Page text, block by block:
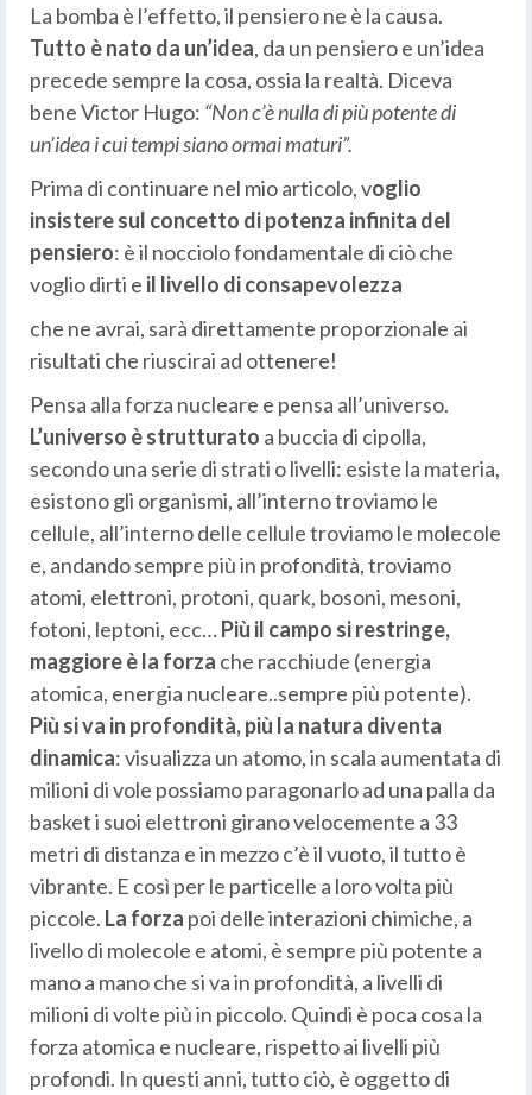
La bomba è l’effetto, il pensiero ne è la causa.
Tutto è nato da un’idea, da un pensiero e un’idea
precede sempre la cosa, ossia la realtà. Diceva
bene Victor Hugo: “Non c’è nulla di più potente di
un’idea i cui tempi siano ormai maturi”.
Prima di continuare nel mio articolo, voglio
insisteresul concetto di potenza infinita del
pensiero: è il nocciolo fondamentale di ciò che
voglio dirti e il livello di consapevolezza
che ne avrai, sarà direttamente proporzionale ai
risultati che riuscirai ad ottenere!
Pensa alla forza nucleare e pensa all’universo.
L’universo è strutturato a buccia di cipolla,
secondo una serie di strati o livelli: esiste la materia,
esistono gli organismi, all’interno troviamo le
cellule, all’interno delle cellule troviamo le molecole
e, andando sempre più in profondità, troviamo
atomi, elettroni, protoni, quark, bosoni, mesoni,
fotoni, leptoni, ecc…Più il campo si restringe,
maggiore è la forza che racchiude (energia
atomica, energia nucleare..sempre più potente).
Più si va in profondità, più la natura diventa
dinamica: visualizza un atomo, in scala aumentata di
milioni di vole possiamo paragonarlo ad una palla da
basket i suoi elettroni girano velocemente a 33
metri di distanza e in mezzo c’è il vuoto, il tutto è
vibrante. E così per le particelle a loro volta più
piccole. La forza poi delle interazioni chimiche, a
livello di molecole e atomi, è sempre più potente a
mano a mano che si va in profondità, a livelli di
milioni di volte più in piccolo. Quindi è poca cosa la
forza atomica e nucleare, rispetto ai livelli più
profondi. In questi anni, tutto ciò, è oggetto di